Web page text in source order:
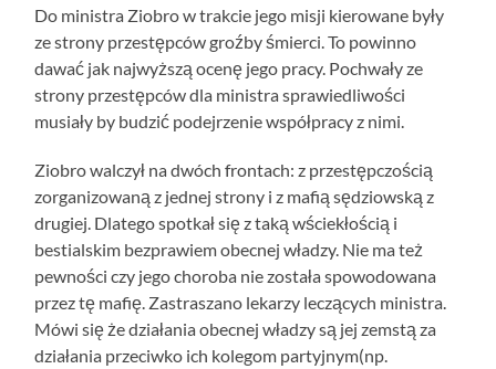
Do ministra Ziobro w trakcie jego misji kierowane były
ze strony przestępców groźby śmierci. To powinno
dawać jak najwyższą ocenę jego pracy. Pochwały ze
strony przestępców dla ministra sprawiedliwości
musiały by budzić podejrzenie współpracy z nimi.
Ziobro walczył na dwóch frontach: z przestępczością
zorganizowaną z jednej strony i z mafią sędziowską z
drugiej. Dlatego spotkał się z taką wściekłością i
bestialskim bezprawiem obecnej władzy. Nie ma też
pewności czy jego choroba nie została spowodowana
przez tę mafię. Zastraszano lekarzy leczących ministra.
Mówi się że działania obecnej władzy są jej zemstą za
działania przeciwko ich kolegom partyjnym(np.